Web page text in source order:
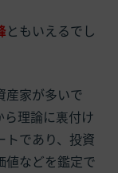
ともいえるでし
産家が多いで
理論に裏付け
トであり、投資
値などを鑑定で